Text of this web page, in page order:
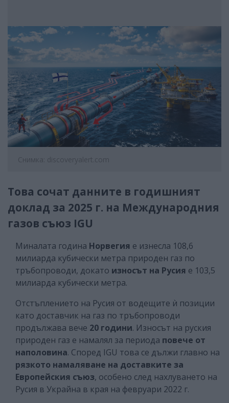
Снимка: discoveryalert.com
Това сочат данните в годишният
доклад за 2025 г. на Международния
газов съюз IGU
Миналата година Норвегия е изнесла 108,6
милиарда кубически метра природен газ по
тръбопроводи, докато износът на Русия е 103,5
милиарда кубически метра.
Отстъплението на Русия от водещите ѝ позиции
като доставчик на газ по тръбопроводи
продължава вече 20 години. Износът на руския
природен газ е намалял за периода повече от
наполовина. Според IGU това се дължи главно на
рязкото намаляване на доставките за
Европейския съюз, особено след нахлуването на
Русия в Украйна в края на февруари 2022 г.